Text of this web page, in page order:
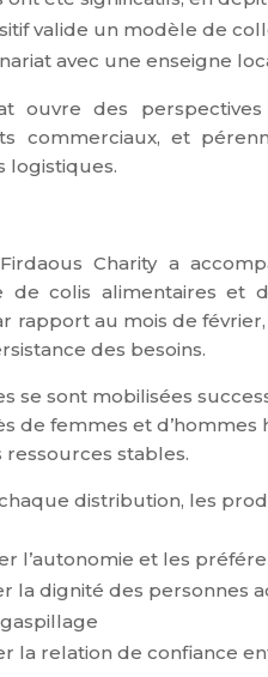
valide un modèle de
avec une enseigne
ouvre des
commerciaux, et
logistiques.
Charity a
de colis alimentaires et
rapport au mois de
des besoins.
se sont mobilisées
de femmes et
ressources stables.
distribution, les
l’autonomie et les
la dignité des personnes
la relation de confiance